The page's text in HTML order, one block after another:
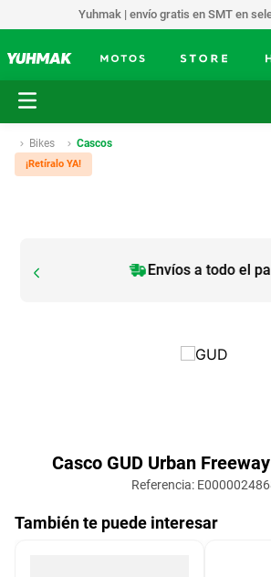
Yuhmak | envío gratis en SMT en
Bikes Cascos
¡Retíralo YA!
Envíos a todo el
Casco GUD Urban
Referencia:
También te puede interesar